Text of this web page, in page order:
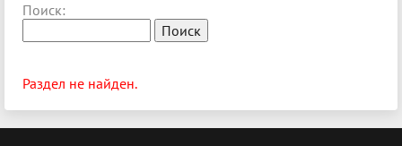
Поиск:
Раздел не найден.